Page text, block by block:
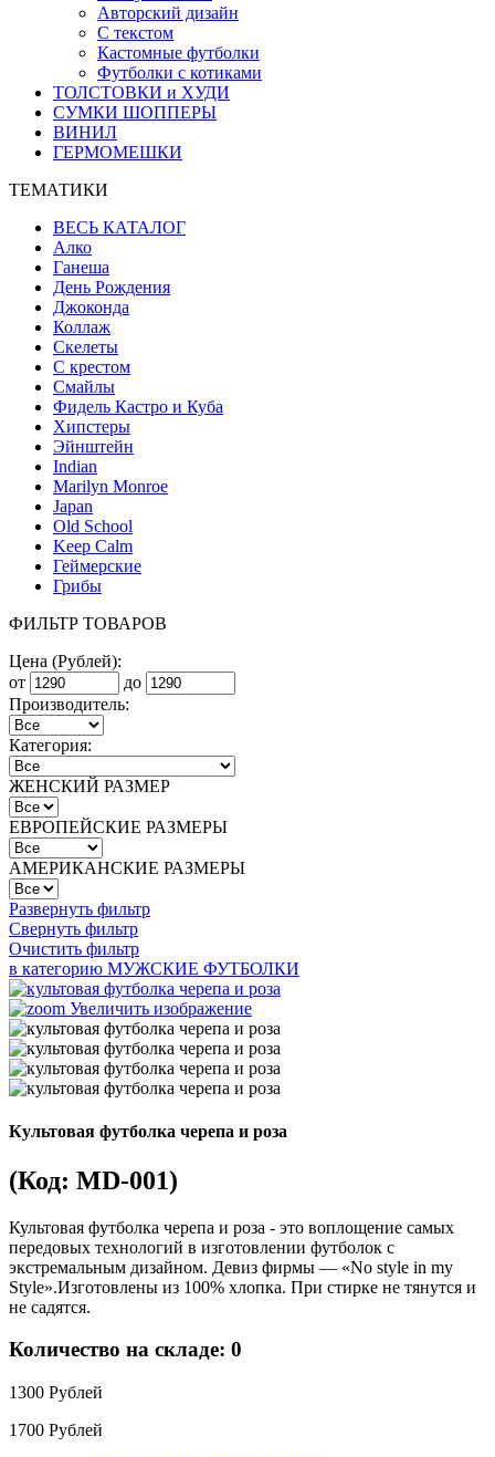
Авторский дизайн
С текстом
Кастомные футболки
Футболки с котиками
ТОЛСТОВКИ и ХУДИ
СУМКИ ШОППЕРЫ
ВИНИЛ
ГЕРМОМЕШКИ
ТЕМАТИКИ
ВЕСЬ КАТАЛОГ
Алко
Ганеша
День Рождения
Джоконда
Коллаж
Скелеты
С крестом
Смайлы
Фидель Кастро и Куба
Хипстеры
Эйнштейн
Indian
Marilyn Monroe
Japan
Old School
Keep Calm
Геймерские
Грибы
ФИЛЬТР ТОВАРОВ
Цена (Рублей):
от
до
Производитель:
Категория:
ЖЕНСКИЙ РАЗМЕР
ЕВРОПЕЙСКИЕ РАЗМЕРЫ
АМЕРИКАНСКИЕ РАЗМЕРЫ
Развернуть фильтр
Свернуть фильтр
Очистить фильтр
в категорию МУЖСКИЕ ФУТБОЛКИ
Увеличить изображение
Культовая футболка черепа и роза
(Код: MD-001)
Культовая футболка черепа и роза - это воплощение самых
передовых технологий в изготовлении футболок с
экстремальным дизайном. Девиз фирмы — «No style in my
Style».Изготовлены из 100% хлопка. При стирке не тянутся и
не садятся.
Количество на складе: 0
1300 Рублей
1700 Рублей